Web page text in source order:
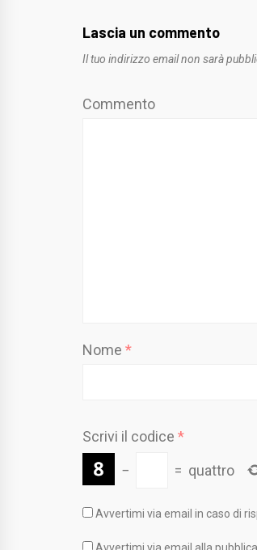
Lascia un commento
Il tuo indirizzo email non sarà
Commento
Nome *
Scrivi il codice *
−
= quattro
Avvertimi via email in caso di